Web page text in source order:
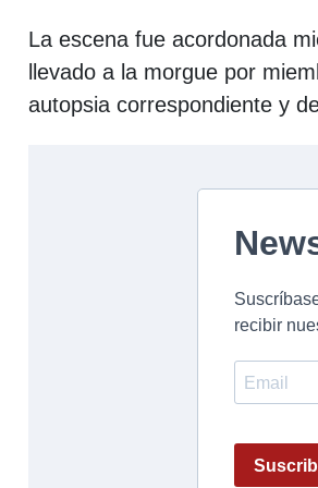
La escena fue acordonada
llevado a la morgue por
autopsia correspondiente y